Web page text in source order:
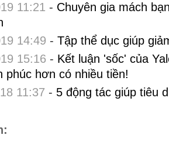
11:21 - Chuyên gia mách
14:49 - Tập thể dục giúp
15:16 - Kết luận 'sốc' của
phúc hơn có nhiều tiền!
11:37 - 5 động tác giúp tiêu